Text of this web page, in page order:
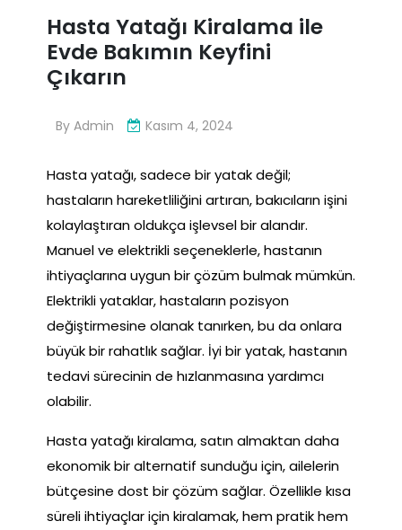
Hasta Yatağı Kiralama ile
Evde Bakımın Keyfini
Çıkarın
By Admin Kasım 4, 2024
Hasta yatağı, sadece bir yatak değil;
hastaların hareketliliğini artıran, bakıcıların işini
kolaylaştıran oldukça işlevsel bir alandır.
Manuel ve elektrikli seçeneklerle, hastanın
ihtiyaçlarına uygun bir çözüm bulmak mümkün.
Elektrikli yataklar, hastaların pozisyon
değiştirmesine olanak tanırken, bu da onlara
büyük bir rahatlık sağlar. İyi bir yatak, hastanın
tedavi sürecinin de hızlanmasına yardımcı
olabilir.
Hasta yatağı kiralama, satın almaktan daha
ekonomik bir alternatif sunduğu için, ailelerin
bütçesine dost bir çözüm sağlar. Özellikle kısa
süreli ihtiyaçlar için kiralamak, hem pratik hem